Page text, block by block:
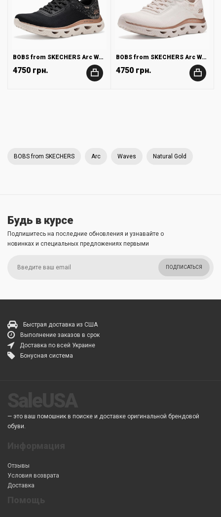
BOBS from SKECHERS Arc Waves
4750 грн. +
BOBS from SKECHERS Arc Waves
4750 грн. +
BOBS from SKECHERS Arc Waves Natural Gold
Будь в курсе
Подпишитесь на последние обновления и узнавайте о
новинках и специальных предложениях первыми
ПОДПИСАТЬСЯ
Быстрая доставка из США
Выполнение заказов в срок
Доставка по всей Украине
Бонусная система
— это ваш помошник в поиске и доставке оригинальной брендовой
обуви.
Отзывы
Условия возврата
Доставка